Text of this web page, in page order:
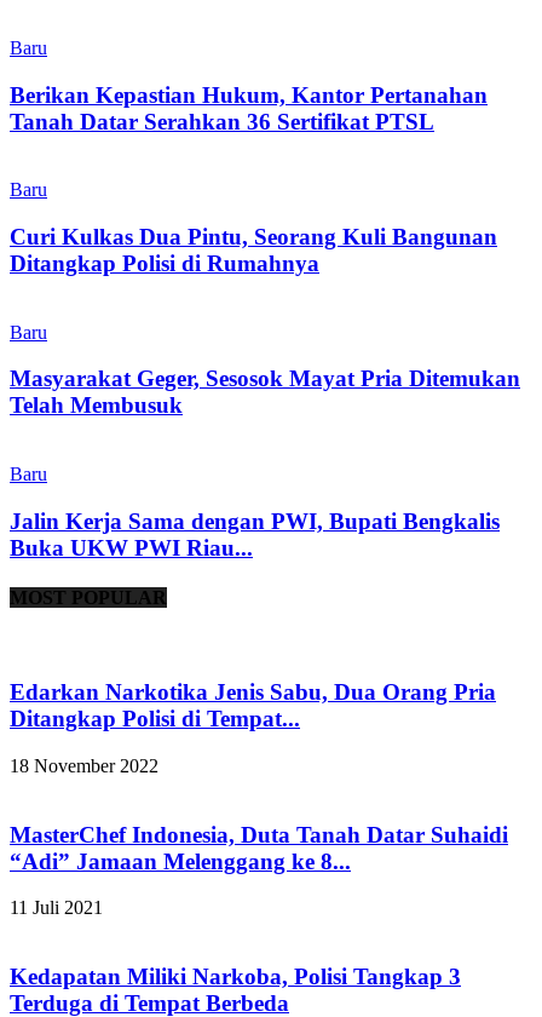
Baru
Berikan Kepastian Hukum, Kantor Pertanahan
Tanah Datar Serahkan 36 Sertifikat PTSL
Baru
Curi Kulkas Dua Pintu, Seorang Kuli Bangunan
Ditangkap Polisi di Rumahnya
Baru
Masyarakat Geger, Sesosok Mayat Pria Ditemukan
Telah Membusuk
Baru
Jalin Kerja Sama dengan PWI, Bupati Bengkalis
Buka UKW PWI Riau...
MOST POPULAR
Edarkan Narkotika Jenis Sabu, Dua Orang Pria
Ditangkap Polisi di Tempat...
18 November 2022
MasterChef Indonesia, Duta Tanah Datar Suhaidi
“Adi” Jamaan Melenggang ke 8...
11 Juli 2021
Kedapatan Miliki Narkoba, Polisi Tangkap 3
Terduga di Tempat Berbeda